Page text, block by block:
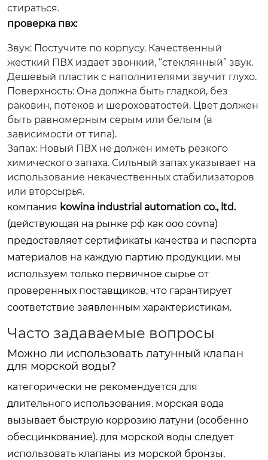
стираться.
проверка пвх:
Звук: Постучите по корпусу. Качественный
жесткий ПВХ издает звонкий, “стеклянный” звук.
Дешевый пластик с наполнителями звучит глухо.
Поверхность: Она должна быть гладкой, без
раковин, потеков и шероховатостей. Цвет должен
быть равномерным серым или белым (в
зависимости от типа).
Запах: Новый ПВХ не должен иметь резкого
химического запаха. Сильный запах указывает на
использование некачественных стабилизаторов
или вторсырья.
компания kowina industrial automation co., ltd.
(действующая на рынке рф как ооо covna)
предоставляет сертификаты качества и паспорта
материалов на каждую партию продукции. мы
используем только первичное сырье от
проверенных поставщиков, что гарантирует
соответствие заявленным характеристикам.
Часто задаваемые вопросы
Можно ли использовать латунный клапан
для морской воды?
категорически не рекомендуется для
длительного использования. морская вода
вызывает быструю коррозию латуни (особенно
обесцинкование). для морской воды следует
использовать клапаны из морской бронзы,